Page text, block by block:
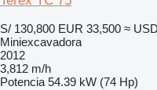
S/ 130,800 EUR 33,500 ≈
Miniexcavadora
2012
3,812 m/h
Potencia 54.39 kW (74 Hp)